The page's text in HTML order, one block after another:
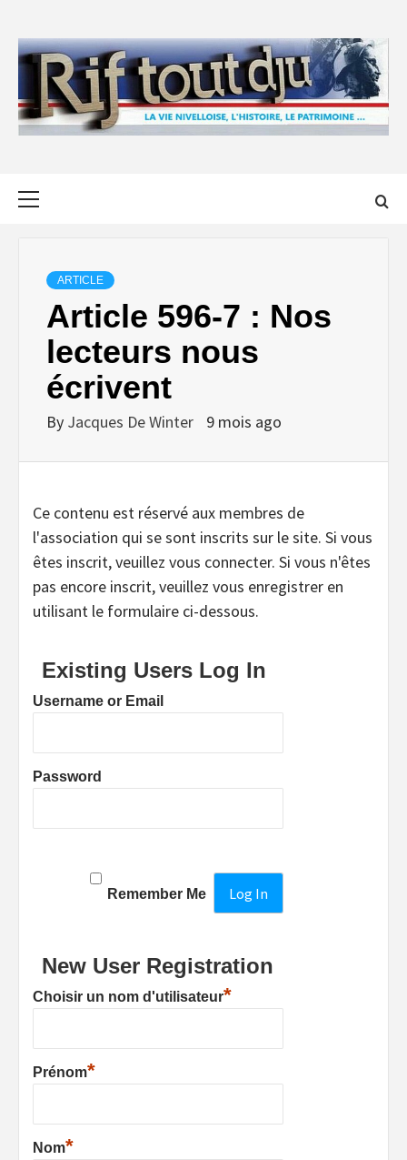
content
ARTICLE
Article 596-7 : Nos
lecteurs nous
écrivent
By Jacques De Winter 9 mois ago
Ce contenu est réservé aux membres de
l'association qui se sont inscrits sur le site. Si vous
êtes inscrit, veuillez vous connecter. Si vous n'êtes
pas encore inscrit, veuillez vous enregistrer en
utilisant le formulaire ci-dessous.
Existing Users Log In
Username or Email
Password
Remember Me
New User Registration
Choisir un nom d'utilisateur*
Prénom*
Nom*